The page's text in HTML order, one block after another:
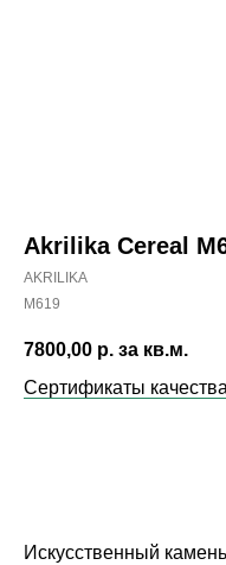
Akrilika Cereal
AKRILIKA
M619
7800,00 р. за кв.м.
Сертификаты качества
Искусственный